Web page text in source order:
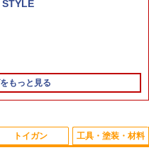
ガンダム 組み立てキット
曹」 B賞 ソフビフィギュ
もっと見る
トイガン 工具・塗装・材料